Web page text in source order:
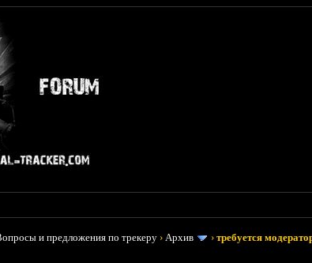
и предложения по трекеру ›Архив ›требуется